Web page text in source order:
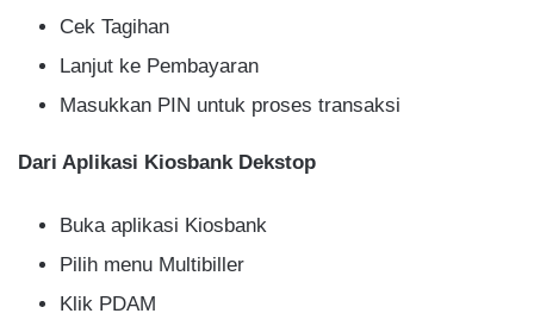
Cek Tagihan
Lanjut ke Pembayaran
Masukkan PIN untuk proses transaksi
Dari Aplikasi Kiosbank Dekstop
Buka aplikasi Kiosbank
Pilih menu Multibiller
Klik PDAM